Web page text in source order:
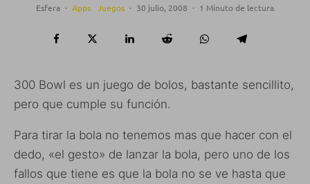
Esfera · Apps Juegos · 30 julio, 2008 · 1 Minuto de lectura
300 Bowl es un juego de bolos, bastante sencillito,
pero que cumple su función.
Para tirar la bola no tenemos mas que hacer con el
dedo, «el gesto» de lanzar la bola, pero uno de los
fallos que tiene es que la bola no se ve hasta que